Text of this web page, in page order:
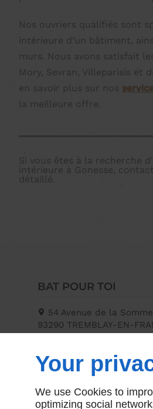
Nos ouvriers qualifiés sont
intérieure d’un bâtiment,
murs. Nous avons satisfait
Mory, Sevran, Villeparisis et
en savoir plus sur nos
la meilleure offre.
Si vous êtes à la recherche
intérieure à Gonesse,
détaillé.
BAT POUR TOI
54 Avenue de la Somme
93290 TREMBLAY-EN-
Your
We use Cookies to
optimizing social